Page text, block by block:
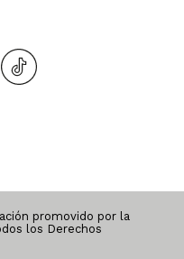
promovido por la
los Derechos